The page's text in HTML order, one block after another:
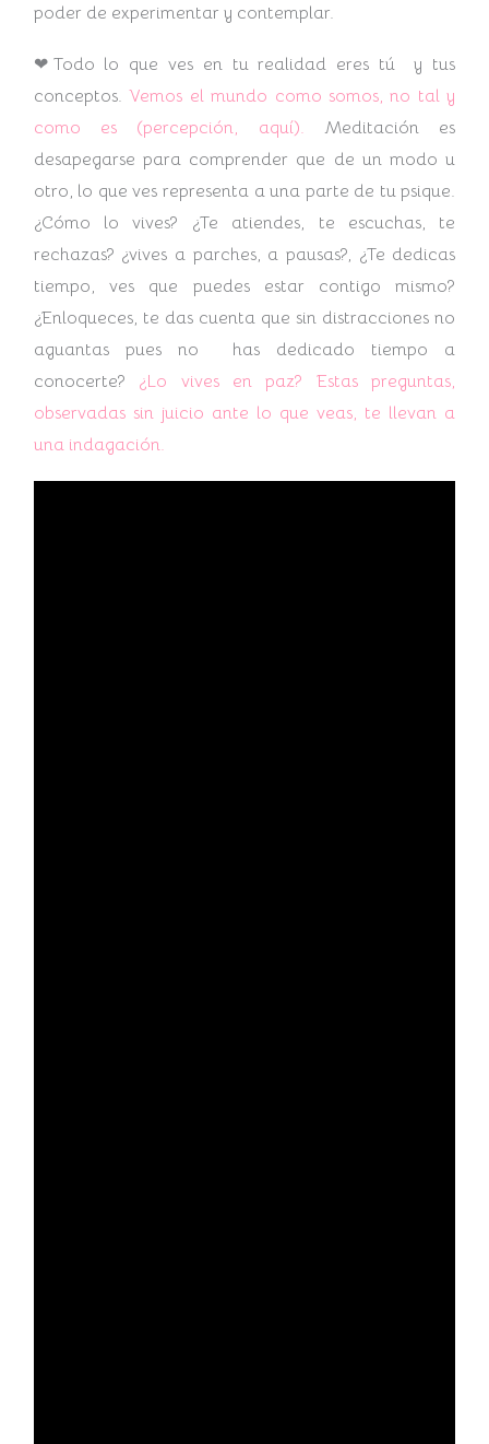
poder de experimentar y contemplar.
❤Todo lo que ves en tu realidad eres tú y tus
conceptos. Vemos el mundo como somos, no tal y
como es (percepción, aquí). Meditación es
desapegarse para comprender que de un modo u
otro, lo que ves representa a una parte de tu psique.
¿Cómo lo vives? ¿Te atiendes, te escuchas, te
rechazas? ¿vives a parches, a pausas?, ¿Te dedicas
tiempo, ves que puedes estar contigo mismo?
¿Enloqueces, te das cuenta que sin distracciones no
aguantas pues no has dedicado tiempo a
conocerte? ¿Lo vives en paz? Estas preguntas,
observadas sin juicio ante lo que veas, te llevan a
una indagación.